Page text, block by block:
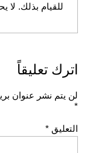
للقيام بذلك. لا
اترك تعليقاً
لن يتم نشر عنوان
*
التعليق *